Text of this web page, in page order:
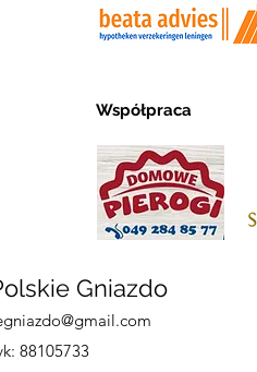
Współpraca
Gniazdo
88105733